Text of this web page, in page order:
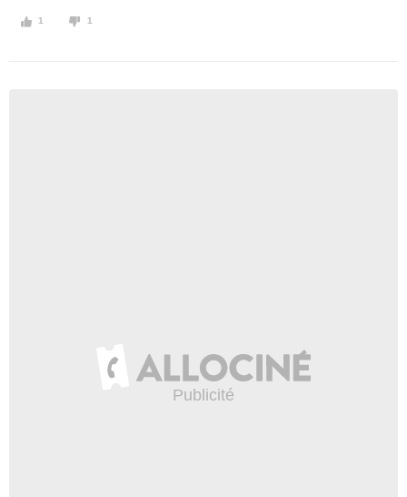
1 1